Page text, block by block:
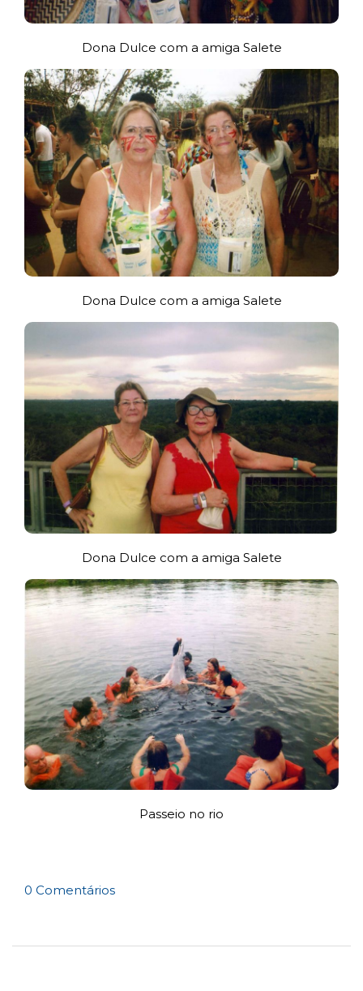
Dona Dulce com a amiga Salete
Dona Dulce com a amiga Salete
Dona Dulce com a amiga Salete
Passeio no rio
0 Comentários